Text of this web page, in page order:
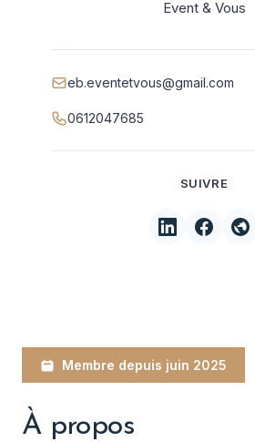
Event & Vous
eb.eventetvous@gmail.com
0612047685
SUIVRE
Membre depuis juin 2025
À propos